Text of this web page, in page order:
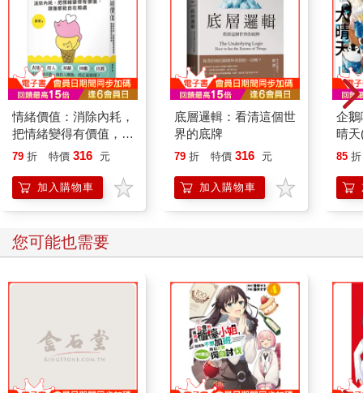
情緒價值：消除內耗，
把情緒變得有價值，跟
誰都能自在相處
79 折 特價 316 元
加入購物車
底層邏輯：看清這個世
界的底牌
79 折 特價 316 元
加入購物車
企
晴天
「
85 折
您可能也需要